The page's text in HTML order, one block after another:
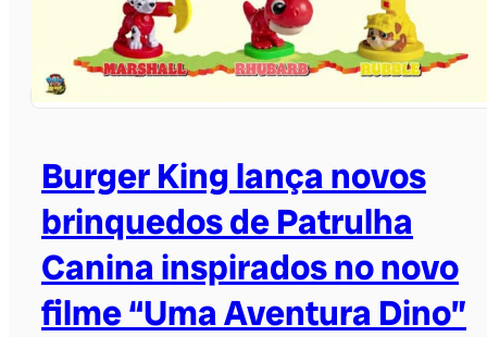
Burger King lança novos
brinquedos de Patrulha
Canina inspirados no novo
filme “Uma Aventura Dino”